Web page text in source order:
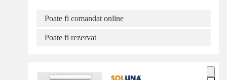
Poate fi comandat online
Poate fi rezervat